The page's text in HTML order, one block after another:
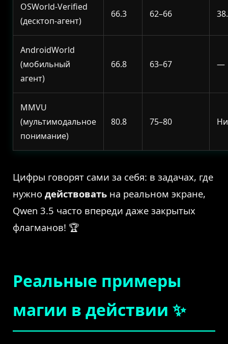
OSWorld-Verified
(десктоп-агент)
66.3 62–66
AndroidWorld
(мобильный
агент)
66.8 63–67 —
MMVU
(мультимодальное
понимание)
80.8 75–80
Цифры говорят сами за себя: в задачах, где
нужно действовать на реальном экране,
Qwen 3.5 часто впереди даже закрытых
флагманов! 🏆
Реальные примеры
магии в действии ✨